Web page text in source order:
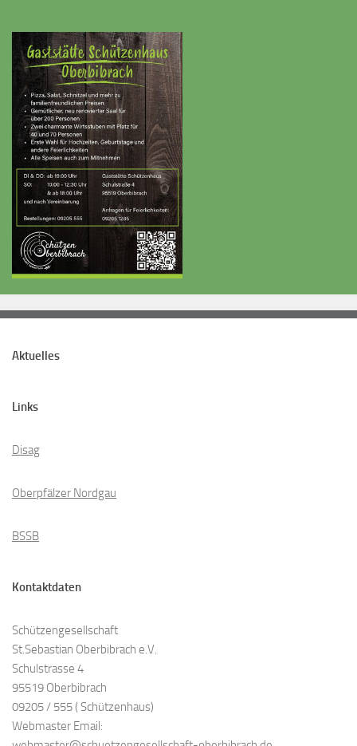
Aktuelles
Links
Disag
Oberpfälzer Nordgau
BSSB
Kontaktdaten
Schützengesellschaft
St.Sebastian Oberbibrach e.V.
Schulstrasse 4
95519 Oberbibrach
09205 / 555 ( Schützenhaus)
Webmaster Email: